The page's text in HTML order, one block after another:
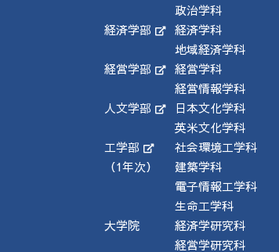
政治学科
経済学部
経済学科
地域経済学科
経営学部
経営学科
経営情報学科
人文学部
日本文化学科
英米文化学科
工学部
（1年次）
社会環境工学科
建築学科
電子情報工学科
生命工学科
大学院
経済学研究科
経営学研究科